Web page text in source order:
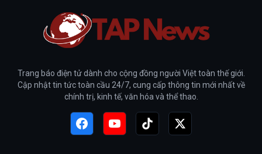
Trang báo điện tử dành cho cộng đồng người Việt toàn thế giới.
Cập nhật tin tức toàn cầu 24/7, cung cấp thông tin mới nhất về
chính trị, kinh tế, văn hóa và thể thao.